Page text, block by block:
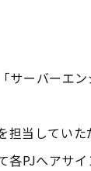
サーバーエ
当していた
PJへアサイ